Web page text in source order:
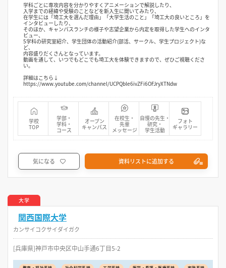
学科ごとに専攻内容を分かりやすくアニメーションで解説したり、
入学までの経緯や受験のことなどを新入生に聞いてみたり、
在学生には「埼工大を選んだ理由」「大学生活のこと」「埼工大の良いところ」を
インタビューしたり、
そのほか、キャンパスランチの様子や志望企業から内定を取得した学生へのインタ
ビュー、
5学科の研究室紹介、学生団体の活動紹介(部活、サークル、学生プロジェクト)な
ど、
内容盛りだくさんとなっています。
動画を通して、いつでもどこでも埼工大を体験できますので、ぜひご視聴くださ
い。
詳細はこちら↓
https://www.youtube.com/channel/UCPQble6ivZFi6OFJryXTNdw
学校
TOP
学部・
学科・
コース
オープン
キャンパス
在校生・
先輩
メッセージ
自慢の先生・
研究・
学生活動
フォト
ギャラリー
気になる 資料リストに追加する
大学
関西国際大学
カンサイコクサイダイガク
[兵庫県]神戸市中央区中山手通6丁目5-2